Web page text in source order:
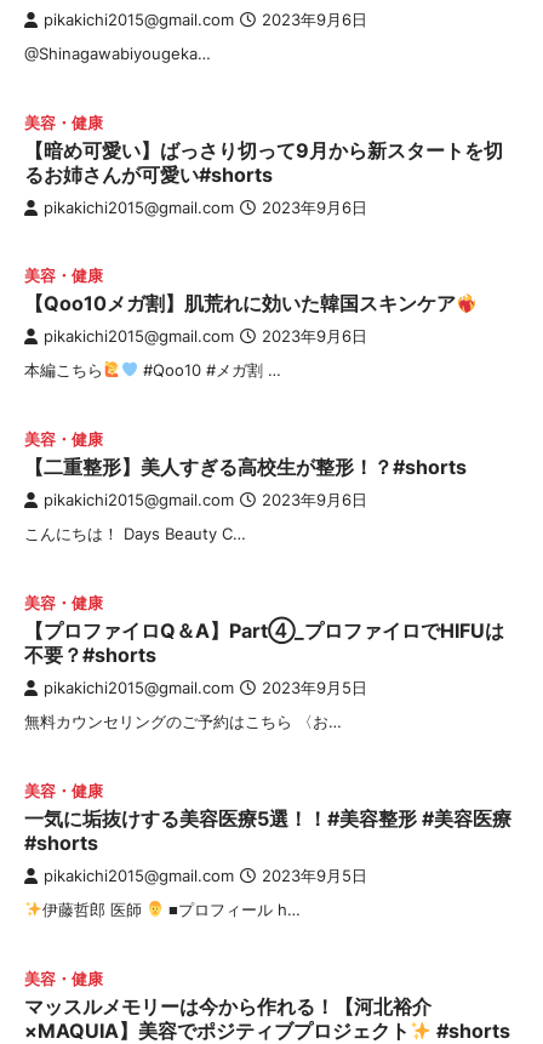
pikakichi2015@gmail.com 2023年9月6日
​@Shinagawabiyougeka…
美容・健康
【暗め可愛い】ばっさり切って9月から新スタートを切
るお姉さんが可愛い#shorts
pikakichi2015@gmail.com 2023年9月6日
美容・健康
【Qoo10メガ割】肌荒れに効いた韓国スキンケア
pikakichi2015@gmail.com 2023年9月6日
本編こちら #Qoo10 #メガ割 …
美容・健康
【二重整形】美人すぎる高校生が整形！？#shorts
pikakichi2015@gmail.com 2023年9月6日
こんにちは！ Days Beauty C…
美容・健康
【プロファイロQ＆A】Part④_プロファイロでHIFUは
不要？#shorts
pikakichi2015@gmail.com 2023年9月5日
無料カウンセリングのご予約はこちら 〈お…
美容・健康
一気に垢抜けする美容医療5選！！#美容整形 #美容医療
#shorts
pikakichi2015@gmail.com 2023年9月5日
伊藤哲郎 医師 ■プロフィール h…
美容・健康
マッスルメモリーは今から作れる！【河北裕介
×MAQUIA】美容でポジティブプロジェクト
#shorts